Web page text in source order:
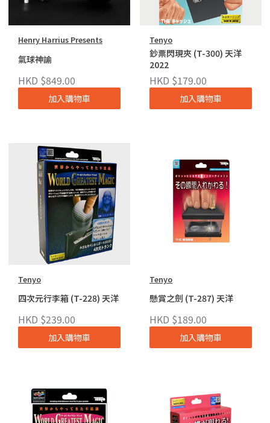
Henry Harrius Presents
氣球神諭
HKD $849.00
加入購物車
Tenyo
鈔票閃現夾 (T-300) 天洋
2022
HKD $179.00
加入購物車
Tenyo
四次元行李箱 (T-228) 天洋
HKD $239.00
加入購物車
Tenyo
懸賞之劍 (T-287) 天洋
HKD $189.00
加入購物車